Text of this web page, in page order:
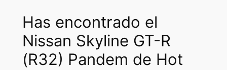
3
2
P
a
Has encontrado el
Nissan Skyline GT-R
(R32) Pandem de Hot